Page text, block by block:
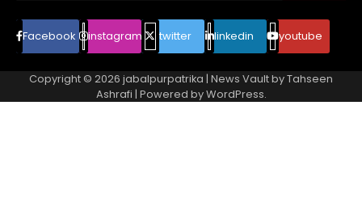
Facebook instagram twitter linkedin youtube
Copyright © 2026 jabalpurpatrika | News Vault byTahseen
Ashrafi | Powered byWordPress.